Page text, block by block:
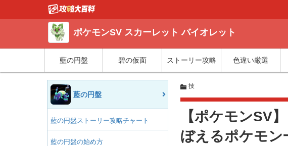
ポケモンSV スカーレット バイオレット
藍の円盤 碧の仮面 ストーリー攻略 色違い厳選
藍の円盤
藍の円盤ストーリー攻略チャート
藍の円盤の始め方
技
【ポケモンSV
ぼえるポケモン